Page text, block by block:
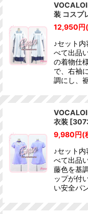
装 コスプ
12,950円
♪セット
べて出品
の着物仕
で、右袖
調にし、
衣装 [
9,980円(
♪セット
べて出品
藤色を基
ップが付
い安全パ